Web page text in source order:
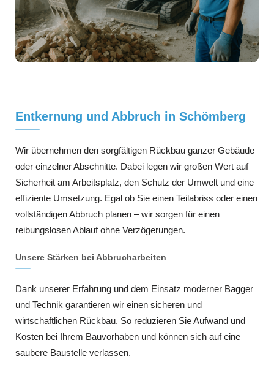
Entkernung und Abbruch in Schömberg
Wir übernehmen den sorgfältigen Rückbau ganzer Gebäude
oder einzelner Abschnitte. Dabei legen wir großen Wert auf
Sicherheit am Arbeitsplatz, den Schutz der Umwelt und eine
effiziente Umsetzung. Egal ob Sie einen Teilabriss oder einen
vollständigen Abbruch planen – wir sorgen für einen
reibungslosen Ablauf ohne Verzögerungen.
Unsere Stärken bei Abbrucharbeiten
Dank unserer Erfahrung und dem Einsatz moderner Bagger
und Technik garantieren wir einen sicheren und
wirtschaftlichen Rückbau. So reduzieren Sie Aufwand und
Kosten bei Ihrem Bauvorhaben und können sich auf eine
saubere Baustelle verlassen.